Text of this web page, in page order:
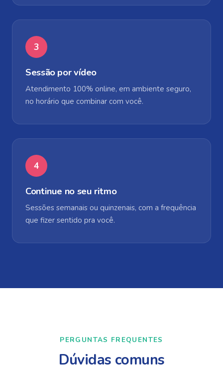
3
Sessão por vídeo
Atendimento 100% online, em ambiente seguro,
no horário que combinar com você.
4
Continue no seu ritmo
Sessões semanais ou quinzenais, com a frequência
que fizer sentido pra você.
PERGUNTAS FREQUENTES
Dúvidas comuns